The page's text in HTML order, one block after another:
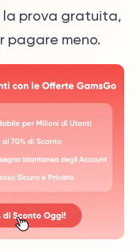
la prova gratuita,
pagare meno.